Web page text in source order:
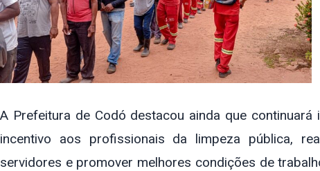
A Prefeitura de Codó destacou ainda que
incentivo aos profissionais da limpeza pública,
servidores e promover melhores condições de